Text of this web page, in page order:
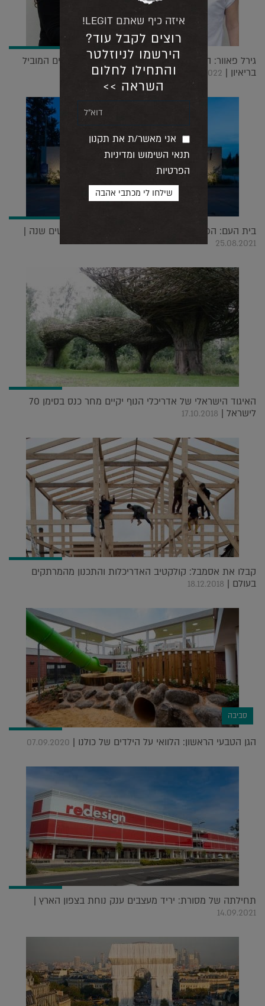
גירל פאוור: השותפות החדשות של משרד האדריכלים המוביל
בריאיון | 29.11.2022
בית העם: הפרויקט ששומר ושוחזר אחרי יותר משישים שנה |
25.08.2021
האיגוד הישראלי של אדריכלי הנוף יקיים מחר כנס בסימן 70
לישראל | 17.10.2018
קבלו את אסמבל: קולקטיב האדריכלות והתכנון מהמרתקים
בעולם | 18.12.2018
סביבה
הגן הטבעי הראשון: הלוואי על הילדים של כולנו | 07.09.2020
תחילתה של מסורת: יריד מעצבים ענק נוחת בצפון הארץ |
14.09.2021
איזה כיף שאתם LEGIT!
רוצים לקבל עוד?
הירשמו לניוזלטר
והתחילו לחלום
השראה >>
אני מאשר/ת את תקנון
תנאי השימוש ומדיניות
הפרטיות